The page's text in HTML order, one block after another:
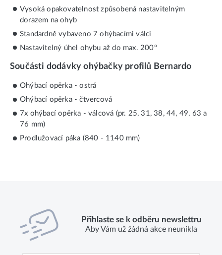
Vysoká opakovatelnost způsobená nastavitelným
dorazem na ohyb
Standardně vybaveno 7 ohýbacími válci
Nastavitelný úhel ohybu až do max. 200°
Součásti dodávky ohýbačky profilů Bernardo
Ohýbací opěrka - ostrá
Ohýbací opěrka - čtvercová
7x ohýbací opěrka - válcová (pr. 25, 31, 38, 44, 49, 63 a
76 mm)
Prodlužovací páka (840 - 1140 mm)
Přihlaste se k odběru newslettru
Aby Vám už žádná akce neunikla